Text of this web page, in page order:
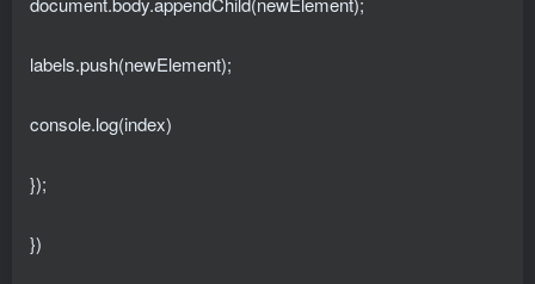
labels.push(newElement);
console.log(index)
});
})